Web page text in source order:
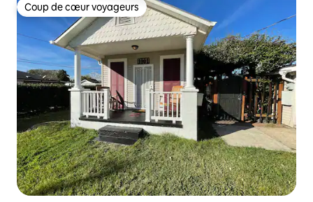
Coup de cœur voyageurs
Coup de cœur voyageurs